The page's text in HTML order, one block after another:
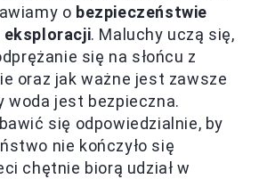
o bezpieczeństwie
. Maluchy uczą się,
się na słońcu z
oraz jak ważne jest zawsze
woda jest bezpieczna.
się odpowiedzialnie, by
nie kończyło się
chętnie biorą udział w